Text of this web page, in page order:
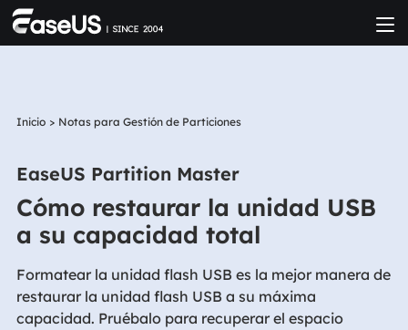
Inicio > Notas para Gestión de Particiones
EaseUS Partition Master
Cómo restaurar la unidad USB
a su capacidad total
Formatear la unidad flash USB es la mejor manera de
restaurar la unidad flash USB a su máxima
capacidad. Pruébalo para recuperar el espacio